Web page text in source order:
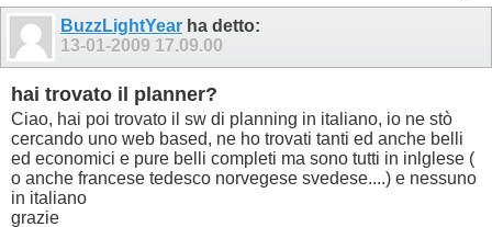
BuzzLightYear ha detto:
13-01-2009 17.09.00
hai trovato il planner?
Ciao, hai poi trovato il sw di planning in italiano, io ne stò
cercando uno web based, ne ho trovati tanti ed anche belli
ed economici e pure belli completi ma sono tutti in inlglese (
o anche francese tedesco norvegese svedese....) e nessuno
in italiano
grazie